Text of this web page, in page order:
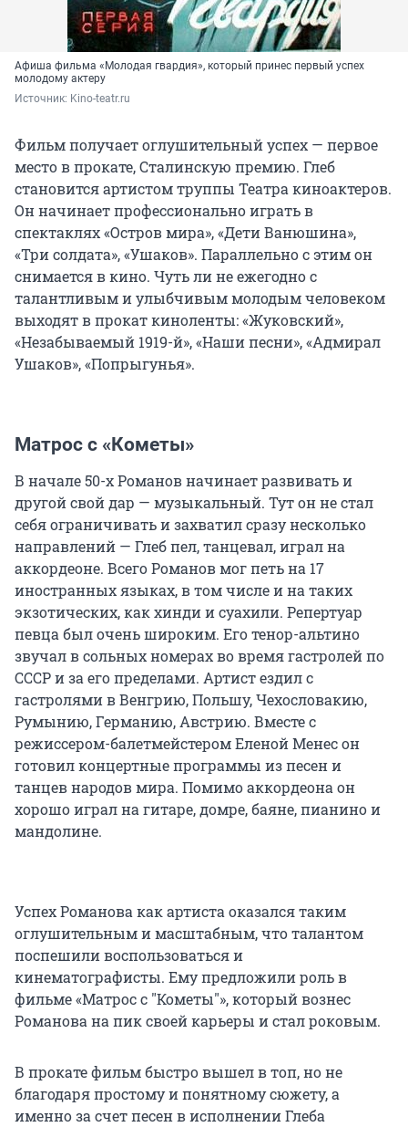
Афиша фильма «Молодая гвардия», который принес первый успех
молодому актеру
Источник: Kino-teatr.ru
Фильм получает оглушительный успех — первое
место в прокате, Сталинскую премию. Глеб
становится артистом труппы Театра киноактеров.
Он начинает профессионально играть в
спектаклях «Остров мира», «Дети Ванюшина»,
«Три солдата», «Ушаков». Параллельно с этим он
снимается в кино. Чуть ли не ежегодно с
талантливым и улыбчивым молодым человеком
выходят в прокат киноленты: «Жуковский»,
«Незабываемый 1919-й», «Наши песни», «Адмирал
Ушаков», «Попрыгунья».
Матрос с «Кометы»
В начале 50-х Романов начинает развивать и
другой свой дар — музыкальный. Тут он не стал
себя ограничивать и захватил сразу несколько
направлений — Глеб пел, танцевал, играл на
аккордеоне. Всего Романов мог петь на 17
иностранных языках, в том числе и на таких
экзотических, как хинди и суахили. Репертуар
певца был очень широким. Его тенор-альтино
звучал в сольных номерах во время гастролей по
СССР и за его пределами. Артист ездил с
гастролями в Венгрию, Польшу, Чехословакию,
Румынию, Германию, Австрию. Вместе с
режиссером-балетмейстером Еленой Менес он
готовил концертные программы из песен и
танцев народов мира. Помимо аккордеона он
хорошо играл на гитаре, домре, баяне, пианино и
мандолине.
Успех Романова как артиста оказался таким
оглушительным и масштабным, что талантом
поспешили воспользоваться и
кинематографисты. Ему предложили роль в
фильме «Матрос с "Кометы"», который вознес
Романова на пик своей карьеры и стал роковым.
В прокате фильм быстро вышел в топ, но не
благодаря простому и понятному сюжету, а
именно за счет песен в исполнении Глеба